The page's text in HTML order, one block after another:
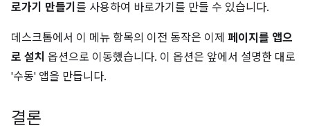
로가기 만들기 를 사용하여 바로가기를 만들 수 있습니다.
데스크톱에서 이 메뉴 항목의 이전 동작은 이제 페이지를 앱으
로 설치 옵션으로 이동했습니다. 이 옵션은 앞에서 설명한 대로
'수동' 앱을 만듭니다.
결론